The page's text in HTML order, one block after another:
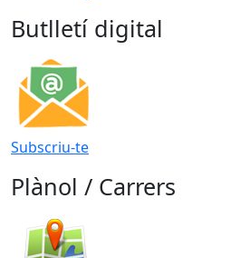
Butlletí digital
Subscriu-te
Plànol / Carrers